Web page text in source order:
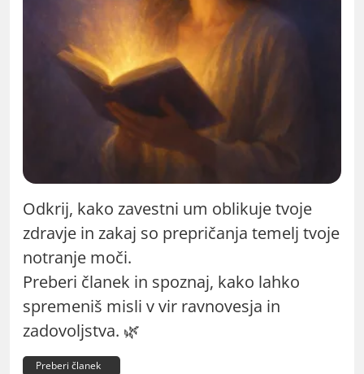
Odkrij, kako zavestni um oblikuje tvoje
zdravje in zakaj so prepričanja temelj tvoje
notranje moči.
Preberi članek in spoznaj, kako lahko
spremeniš misli v vir ravnovesja in
zadovoljstva. 🌿
Preberi članek